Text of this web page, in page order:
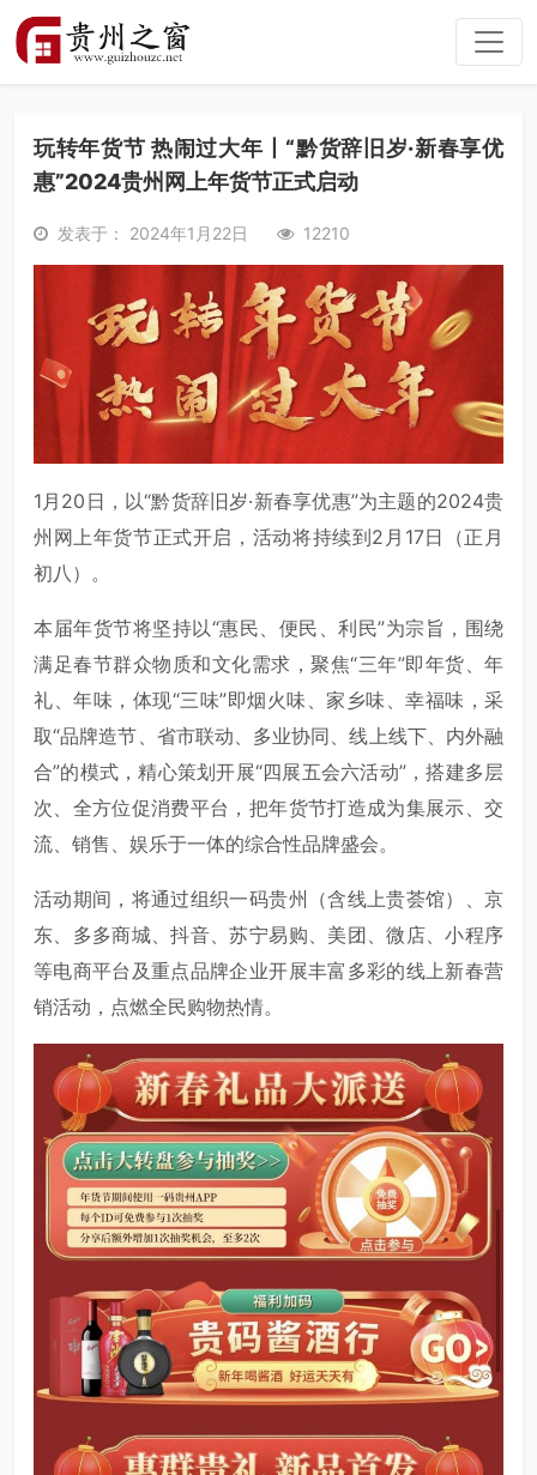
玩转年货节 热闹过大年丨“黔货辞旧岁·新春享优
惠”2024贵州网上年货节正式启动
发表于： 2024年1月22日 12210
1月20日，以“黔货辞旧岁·新春享优惠”为主题的2024贵
州网上年货节正式开启，活动将持续到2月17日（正月
初八）。
本届年货节将坚持以“惠民、便民、利民”为宗旨，围绕
满足春节群众物质和文化需求，聚焦“三年”即年货、年
礼、年味，体现“三味”即烟火味、家乡味、幸福味，采
取“品牌造节、省市联动、多业协同、线上线下、内外融
合”的模式，精心策划开展“四展五会六活动”，搭建多层
次、全方位促消费平台，把年货节打造成为集展示、交
流、销售、娱乐于一体的综合性品牌盛会。
活动期间，将通过组织一码贵州（含线上贵荟馆）、京
东、多多商城、抖音、苏宁易购、美团、微店、小程序
等电商平台及重点品牌企业开展丰富多彩的线上新春营
销活动，点燃全民购物热情。